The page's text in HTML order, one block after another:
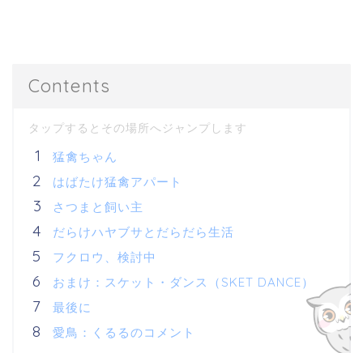
Contents
猛禽ちゃん
はばたけ猛禽アパート
さつまと飼い主
だらけハヤブサとだらだら生活
フクロウ、検討中
おまけ：スケット・ダンス（SKET DANCE）
最後に
愛鳥：くるるのコメント